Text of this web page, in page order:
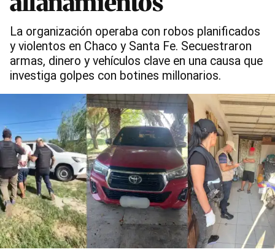
La organización operaba con robos planificados
y violentos en Chaco y Santa Fe. Secuestraron
armas, dinero y vehículos clave en una causa que
investiga golpes con botines millonarios.